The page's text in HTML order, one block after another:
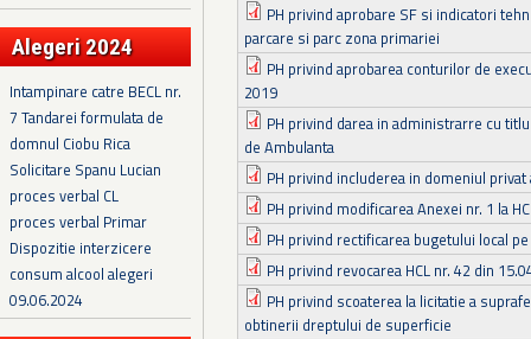
Alegeri 2024
Intampinare catre BECL nr.
7 Tandarei formulata de
domnul Ciobu Rica
Solicitare Spanu Lucian
proces verbal CL
proces verbal Primar
Dispozitie interzicere
consum alcool alegeri
09.06.2024
PH privind aprobare SF si indicatori
parcare si parc zona primariei
PH privind aprobarea conturilor de
2019
PH privind darea in administrarre cu
de Ambulanta
PH privind includerea in domeniul
PH privind modificarea Anexei nr. 1 la
PH privind rectificarea bugetului local
PH privind revocarea HCL nr. 42 din
PH privind scoaterea la licitatie a
obtinerii dreptului de superficie